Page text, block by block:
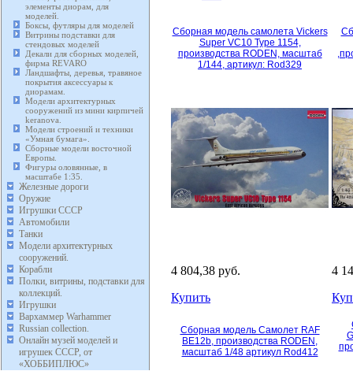
элементы диорам, для
моделей.
Боксы, футляры для моделей
Витрины подставки для
стендовых моделей
Декали для сборных моделей,
фирма REVARO
Ландшафты, деревья, травяное
покрытия аксессуары к
диорамам.
Модели архитектурных
сооружений из мини кирпичей
keranova.
Модели строений и техники
«Умная бумага».
Сборные модели восточной
Европы.
Фигуры оловянные, в
масштабе 1:35.
Железные дороги
Оружие
Игрушки СССР
Автомобили
Танки
Модели архитектурных
сооружений.
Корабли
Полки, витрины, подставки для
коллекций.
Игрушки
Вархаммер Warhammer
Russian collection.
Онлайн музей моделей и
игрушек СССР, от
«ХОББИПЛЮС»
Сборная модель самолета Vickers
Super VC10 Type 1154,
производства RODEN, масштаб
1/144, артикул: Rod329
4 804,38 руб.
Купить
4
Сборная модель Самолет RAF
BE12b, производства RODEN,
масштаб 1/48 артикул Rod412